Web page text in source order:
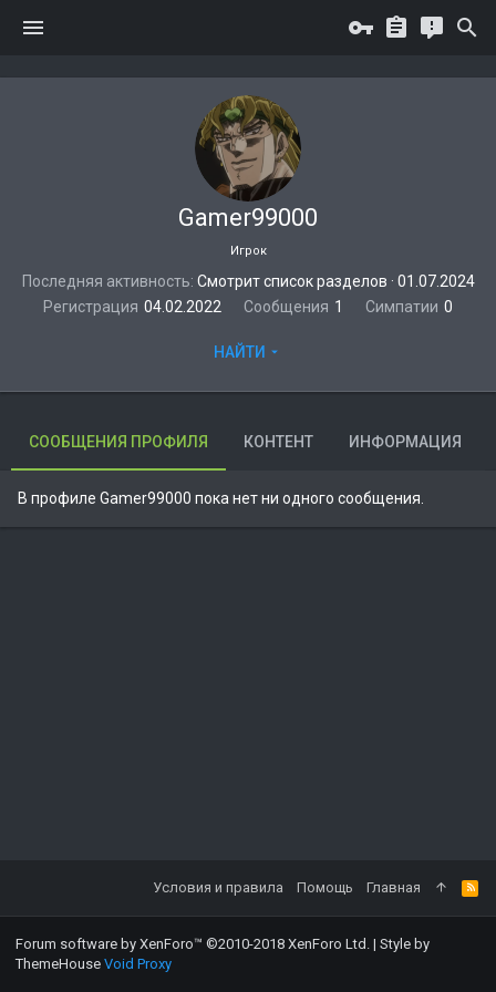
Gamer99000
Игрок
Последняя активность Смотрит список разделов · 01.07.2024
Регистрация 04.02.2022 Сообщения 1 Симпатии 0
НАЙТИ
СООБЩЕНИЯ ПРОФИЛЯ КОНТЕНТ ИНФОРМАЦИЯ
В профиле Gamer99000 пока нет ни одного сообщения.
Условия и правила Помощь Главная
Forum software by XenForo™ ©2010-2018 XenForo Ltd. | Style by
ThemeHouse Void Proxy